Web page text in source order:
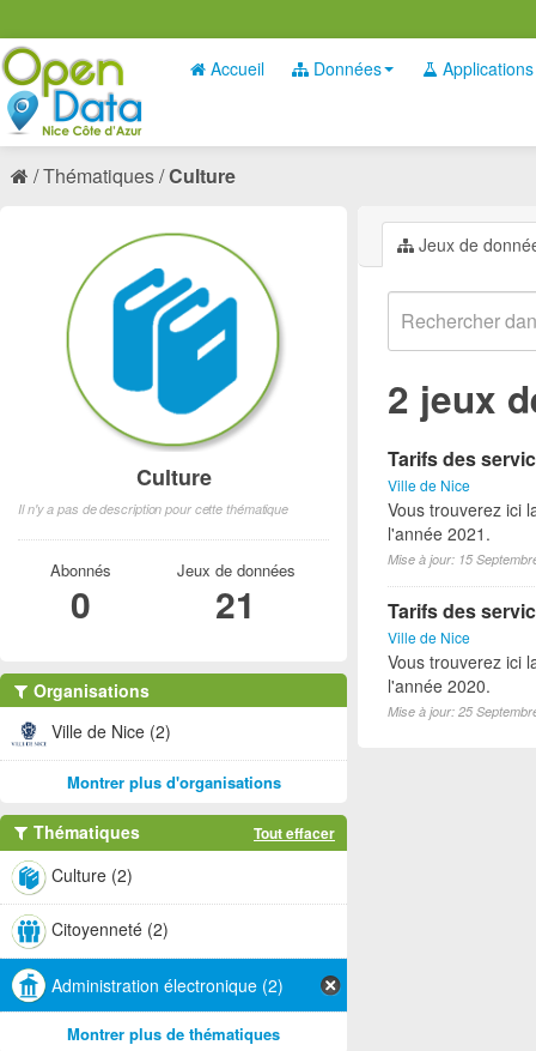
Accueil Données Applications
Thématiques Culture
Jeux de
2 jeux
Tarifs des
Ville de Nice
Vous trouverez ici
l'année 2021.
Mise à jour: 15
Tarifs des
Ville de Nice
Vous trouverez ici
l'année 2020.
Mise à jour: 25
Culture
Il n'y a pas de description pour cette thématique
Abonnés
0
Jeux de données
21
Organisations
Ville de Nice (2)
Montrer plus d'organisations
Thématiques Tout effacer
Culture (2)
Citoyenneté (2)
Administration électronique (2)
Montrer plus de thématiques